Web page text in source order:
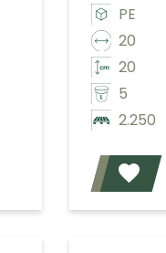
PE
20
20
5
2.250